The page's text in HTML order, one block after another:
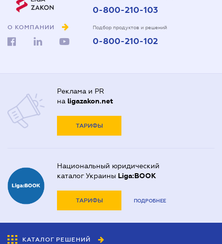
О КОМПАНИИ
0-800-210-103
Подбор продуктов и решений
0-800-210-102
Реклама и PR
на ligazakon.net
ТАРИФЫ
Национальный юридический
каталог Украины Liga:BOOK
ТАРИФЫ ПОДРОБНЕЕ
КАТАЛОГ РЕШЕНИЙ